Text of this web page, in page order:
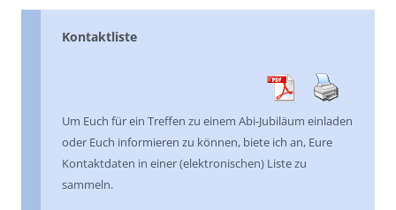
Kontaktliste
Um Euch für ein Treffen zu einem Abi-Jubiläum einladen
oder Euch informieren zu können, biete ich an, Eure
Kontaktdaten in einer (elektronischen) Liste zu
sammeln.